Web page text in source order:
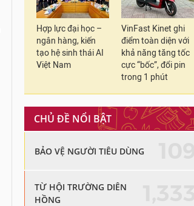
Hợp lực đại học –
ngân hàng, kiến
tạo hệ sinh thái AI
Việt Nam
VinFast Kinet ghi
điểm toàn diện với
khả năng tăng tốc
cực “bốc”, đổi pin
trong 1 phút
CHỦ ĐỀ NỔI BẬT
BẢO VỆ NGƯỜI TIÊU DÙNG
TỪ HỘI TRƯỜNG DIÊN
HỒNG